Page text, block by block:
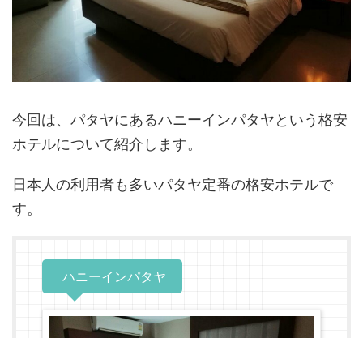
今回は、パタヤにあるハニーインパタヤという格安
ホテルについて紹介します。
日本人の利用者も多いパタヤ定番の格安ホテルで
す。
ハニーインパタヤ